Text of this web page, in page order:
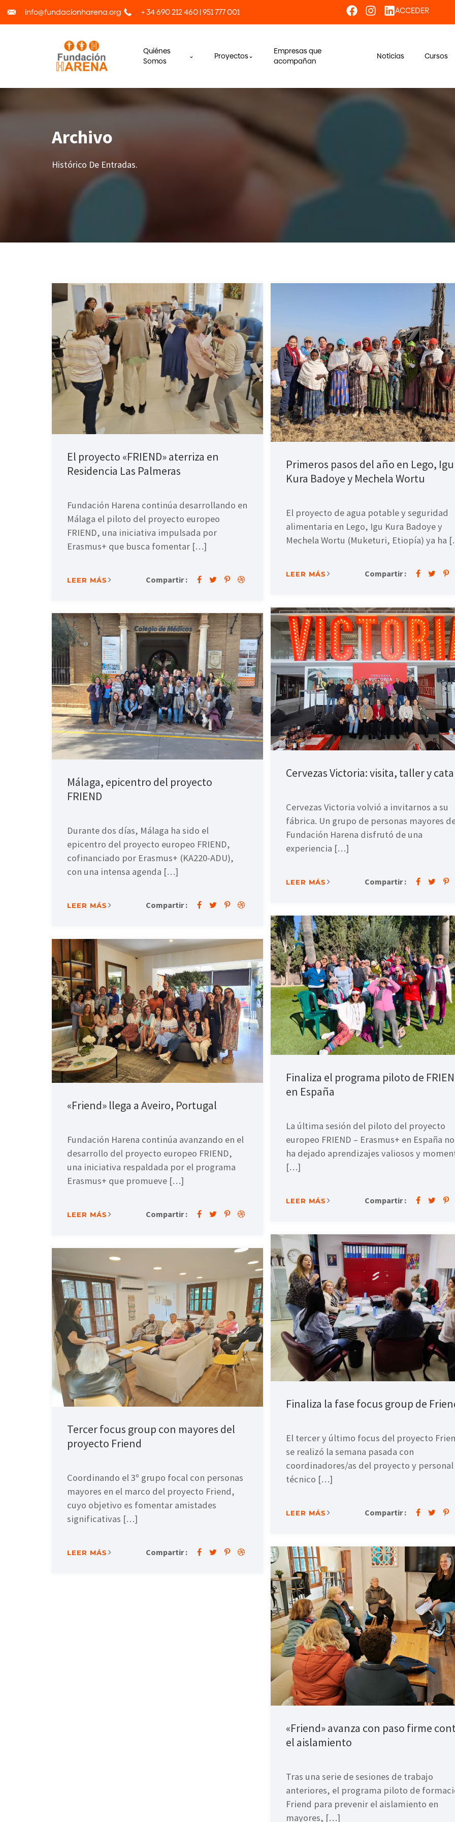
info@fundacionharena.org + 34 690 212 460 | 951 777 001 ACCEDER
Quiénes
Somos
Proyectos
Empresas que
acompañan
Noticias Cursos
Archivo
Histórico De Entradas.
El proyecto «FRIEND» aterriza en
Residencia Las Palmeras
Fundación Harena continúa desarrollando en
Málaga el piloto del proyecto europeo
FRIEND, una iniciativa impulsada por
Erasmus+ que busca fomentar […]
LEER MÁS Compartir :
Primeros pasos del año en Lego, Igu
Kura Badoye y Mechela Wortu
El proyecto de agua potable y seguridad
alimentaria en Lego, Igu Kura Badoye y
Mechela Wortu (Muketuri, Etiopía) ya ha
LEER MÁS Compartir :
Cervezas Victoria: visita, taller y cata
Cervezas Victoria volvió a invitarnos a su
fábrica. Un grupo de personas mayores
Fundación Harena disfrutó de una
experiencia […]
LEER MÁS Compartir :
Málaga, epicentro del proyecto
FRIEND
Durante dos días, Málaga ha sido el
epicentro del proyecto europeo FRIEND,
cofinanciado por Erasmus+ (KA220-ADU),
con una intensa agenda […]
LEER MÁS Compartir :
Finaliza el programa piloto de
en España
La última sesión del piloto del proyecto
europeo FRIEND – Erasmus+ en España
ha dejado aprendizajes valiosos y
[…]
LEER MÁS Compartir :
«Friend» llega a Aveiro, Portugal
Fundación Harena continúa avanzando en el
desarrollo del proyecto europeo FRIEND,
una iniciativa respaldada por el programa
Erasmus+ que promueve […]
LEER MÁS Compartir :
Finaliza la fase focus group de
El tercer y último focus del proyecto
se realizó la semana pasada con
coordinadores/as del proyecto y personal
técnico […]
LEER MÁS Compartir :
Tercer focus group con mayores del
proyecto Friend
Coordinando el 3º grupo focal con personas
mayores en el marco del proyecto Friend,
cuyo objetivo es fomentar amistades
significativas […]
LEER MÁS Compartir :
«Friend» avanza con paso firme
el aislamiento
Tras una serie de sesiones de trabajo
anteriores, el programa piloto de
Friend para prevenir el aislamiento en
mayores, […]